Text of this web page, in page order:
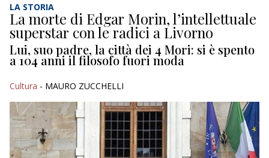
LA STORIA
La morte di Edgar Morin, l’intellettuale
superstar con le radici a Livorno
Lui, suo padre, la città dei 4 Mori: si è spento
a 104 anni il filosofo fuori moda
Cultura - MAURO ZUCCHELLI